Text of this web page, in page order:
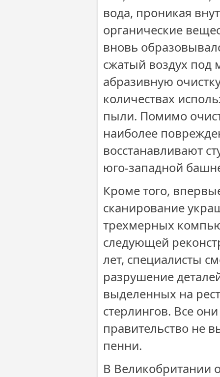
вода, проникая
органические
вновь
сжатый воздух
абразивную
количествах
пыли. Помимо
наиболее
восстанавливают
юго-западной
Кроме того,
сканирование
трехмерных
следующей
лет, специалисты
разрушение
выделенных на
стерлингов. Все
правительство не
пенни.
В Великобритании